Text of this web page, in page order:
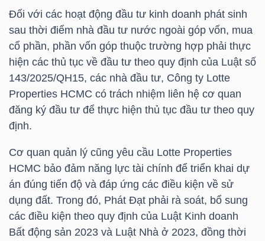
Đối với các hoạt động đầu tư kinh doanh phát sinh
sau thời điểm nhà đầu tư nước ngoài góp vốn, mua
cổ phần, phần vốn góp thuộc trường hợp phải thực
hiện các thủ tục về đầu tư theo quy định của Luật số
143/2025/QH15, các nhà đầu tư, Công ty Lotte
Properties HCMC có trách nhiệm liên hệ cơ quan
đăng ký đầu tư để thực hiện thủ tục đầu tư theo quy
định.
Cơ quan quản lý cũng yêu cầu Lotte Properties
HCMC bảo đảm năng lực tài chính để triển khai dự
án đúng tiến độ và đáp ứng các điều kiện về sử
dụng đất. Trong đó, Phát Đạt phải rà soát, bổ sung
các điều kiện theo quy định của Luật Kinh doanh
Bất động sản 2023 và Luật Nhà ở 2023, đồng thời
CỔ
PHIẾU
PHÁI
TRÁI
PHIẾU